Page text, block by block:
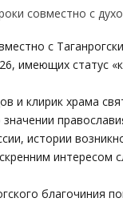
с
статус
и клирик храма
истории
интересом
благочиния